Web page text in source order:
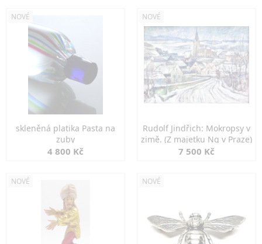
NOVÉ
skleněná platika Pasta na
zuby
4 800 Kč
NOVÉ
Rudolf Jindřich: Mokropsy v
zimě. (Z majetku Ng v Praze)
7 500 Kč
NOVÉ NOVÉ